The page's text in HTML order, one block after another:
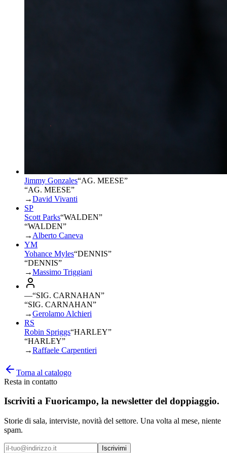
Jimmy Gonzales“AG. MEESE”
“AG. MEESE”
→David Vivanti
SP
Scott Parks“WALDEN”
“WALDEN”
→ Alberto Caneva
YM
Yohance Myles“DENNIS”
“DENNIS”
→Massimo Triggiani
—“SIG. CARNAHAN”
“SIG. CARNAHAN”
→Gerolamo Alchieri
RS
Robin Spriggs“HARLEY”
“HARLEY”
→Raffaele Carpentieri
Torna al catalogo
Resta in contatto
Iscriviti a Fuoricampo, la newsletter del doppiaggio.
Storie di sala, interviste, novità del settore. Una volta al mese, niente
spam.
Iscrivimi